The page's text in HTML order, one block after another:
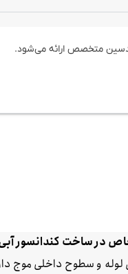
متخصص ارائه می‌شود.
در ساخت کندانسور
و سطوح داخلی موج